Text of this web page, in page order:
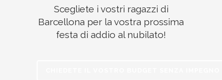
Scegliete i vostri ragazzi di
Barcellona per la vostra prossima
festa di addio al nubilato!